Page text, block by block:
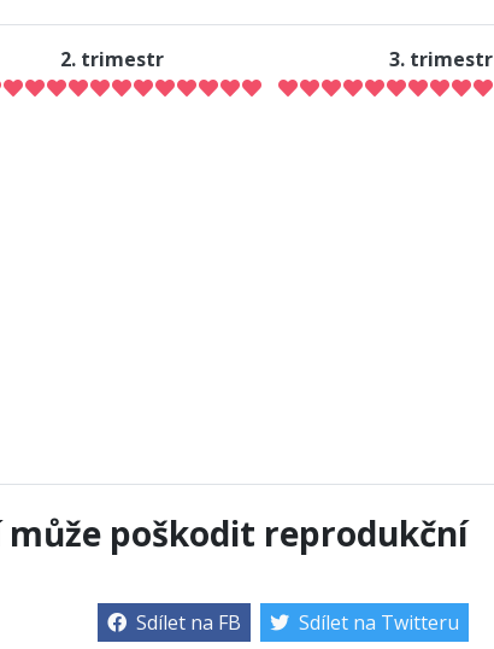
2. trimestr 3. trimestr
poškodit reprodukční
Sdílet na FB Sdílet na Twitteru